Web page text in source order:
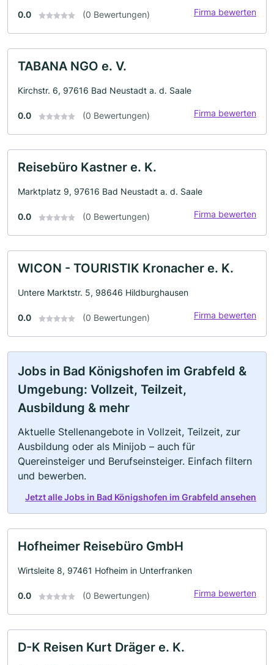
0.0 (0 Bewertungen) Firma bewerten
TABANA NGO e. V.
Kirchstr. 6, 97616 Bad Neustadt a. d. Saale
0.0 (0 Bewertungen) Firma bewerten
Reisebüro Kastner e. K.
Marktplatz 9, 97616 Bad Neustadt a. d. Saale
0.0 (0 Bewertungen) Firma bewerten
WICON - TOURISTIK Kronacher e. K.
Untere Marktstr. 5, 98646 Hildburghausen
0.0 (0 Bewertungen) Firma bewerten
Jobs in Bad Königshofen im Grabfeld &
Umgebung: Vollzeit, Teilzeit,
Ausbildung & mehr
Aktuelle Stellenangebote in Vollzeit, Teilzeit, zur
Ausbildung oder als Minijob – auch für
Quereinsteiger und Berufseinsteiger. Einfach filtern
und bewerben.
Jetzt alle Jobs in Bad Königshofen im Grabfeld ansehen
Hofheimer Reisebüro GmbH
Wirtsleite 8, 97461 Hofheim in Unterfranken
0.0 (0 Bewertungen) Firma bewerten
D-K Reisen Kurt Dräger e. K.